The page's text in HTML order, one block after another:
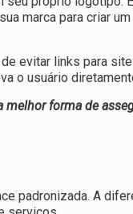
marca para criar
evitar links para
o usuário
forma de
padronizada. A